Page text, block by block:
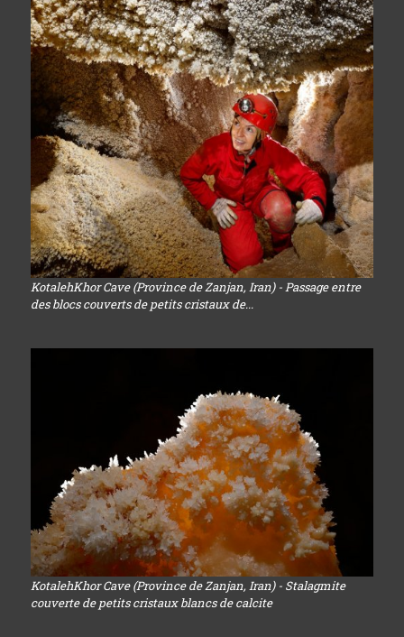
KotalehKhor Cave (Province de Zanjan, Iran) - Passage entre
des blocs couverts de petits cristaux de...
KotalehKhor Cave (Province de Zanjan, Iran) - Stalagmite
couverte de petits cristaux blancs de calcite